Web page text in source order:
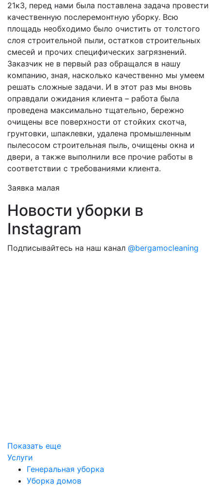
21к3, перед нами была поставлена задача провести
качественную послеремонтную уборку. Всю
площадь необходимо было очистить от толстого
слоя строительной пыли, остатков строительных
смесей и прочих специфических загрязнений.
Заказчик не в первый раз обращался в нашу
компанию, зная, насколько качественно мы умеем
решать сложные задачи. И в этот раз мы вновь
оправдали ожидания клиента – работа была
проведена максимально тщательно, бережно
очищены все поверхности от стойких скотча,
грунтовки, шпаклевки, удалена промышленным
пылесосом строительная пыль, очищены окна и
двери, а также выполнили все прочие работы в
соответствии с требованиями клиента.
Заявка малая
Новости уборки в
Instagram
Подписывайтесь на наш канал @bergamocleaning
Показать еще
Услуги
Генеральная уборка
Уборка домов